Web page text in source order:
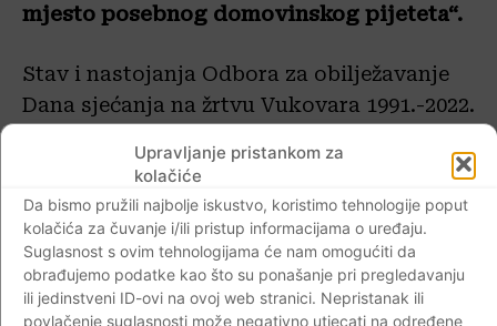
Upravljanje pristankom za
kolačiće
Da bismo pružili najbolje iskustvo, koristimo tehnologije poput
kolačića za čuvanje i/ili pristup informacijama o uređaju.
Suglasnost s ovim tehnologijama će nam omogućiti da
obrađujemo podatke kao što su ponašanje pri pregledavanju
ili jedinstveni ID-ovi na ovoj web stranici. Nepristanak ili
povlačenje suglasnosti može negativno utjecati na određene
mjesto posebnog domovinskog pijeteta“.
Stav i nastojanja Odbora za obilježavanje
Dana sjećanja na žrtvu Vukovara 1991.-2022.
„Dr. Juraj Njavro“ Vukovar je da se središnji
program 18. studenog „Vukovar – mjesto
posebnog domovinskog pijeteta“ ove
godine vrati u krug bolnice, a s obzirom na
povoljnu i kontroliranu epidemiološku